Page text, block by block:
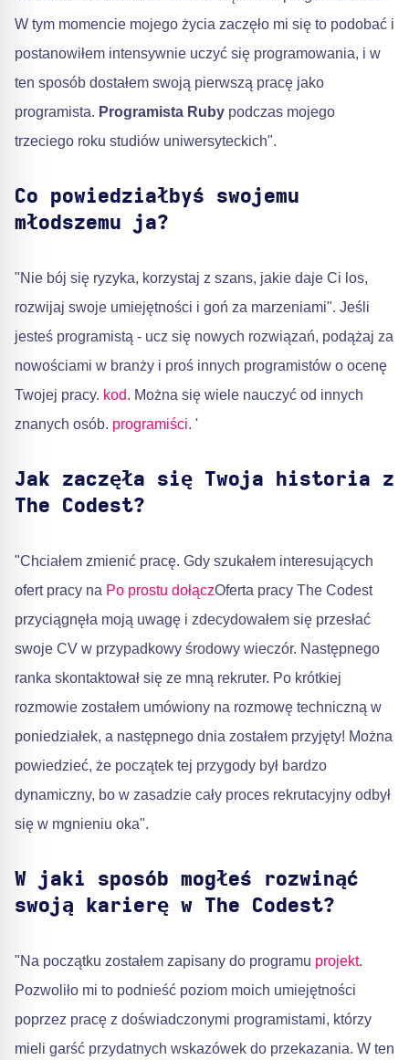
W tym momencie mojego życia zaczęło mi się to podobać i
postanowiłem intensywnie uczyć się programowania, i w
ten sposób dostałem swoją pierwszą pracę jako
programista. Programista Ruby podczas mojego
trzeciego roku studiów uniwersyteckich".
Co powiedziałbyś swojemu
młodszemu ja?
"Nie bój się ryzyka, korzystaj z szans, jakie daje Ci los,
rozwijaj swoje umiejętności i goń za marzeniami". Jeśli
jesteś programistą - ucz się nowych rozwiązań, podążaj za
nowościami w branży i proś innych programistów o ocenę
Twojej pracy. kod. Można się wiele nauczyć od innych
znanych osób. programiści. '
Jak zaczęła się Twoja historia z
The Codest?
"Chciałem zmienić pracę. Gdy szukałem interesujących
ofert pracy na Po prostu dołączOferta pracy The Codest
przyciągnęła moją uwagę i zdecydowałem się przesłać
swoje CV w przypadkowy środowy wieczór. Następnego
ranka skontaktował się ze mną rekruter. Po krótkiej
rozmowie zostałem umówiony na rozmowę techniczną w
poniedziałek, a następnego dnia zostałem przyjęty! Można
powiedzieć, że początek tej przygody był bardzo
dynamiczny, bo w zasadzie cały proces rekrutacyjny odbył
się w mgnieniu oka".
W jaki sposób mogłeś rozwinąć
swoją karierę w The Codest?
"Na początku zostałem zapisany do programu projekt.
Pozwoliło mi to podnieść poziom moich umiejętności
poprzez pracę z doświadczonymi programistami, którzy
mieli garść przydatnych wskazówek do przekazania. W ten